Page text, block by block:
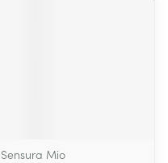
Sensura Mio